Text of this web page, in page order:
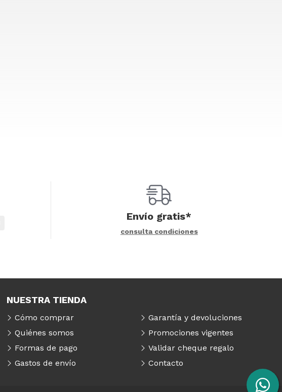
Envío gratis*
consulta condiciones
NUESTRA TIENDA
Cómo comprar
Quiénes somos
Formas de pago
Gastos de envío
Garantía y devoluciones
Promociones vigentes
Validar cheque regalo
Contacto